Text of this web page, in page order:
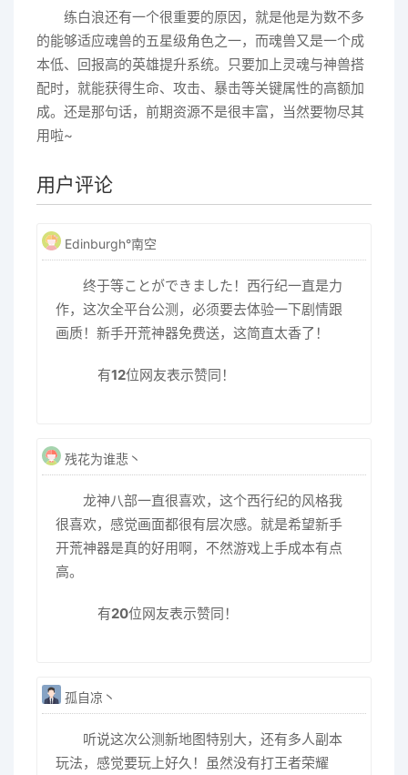
练白浪还有一个很重要的原因，就是他是为数不多
的能够适应魂兽的五星级角色之一，而魂兽又是一个成
本低、回报高的英雄提升系统。只要加上灵魂与神兽搭
配时，就能获得生命、攻击、暴击等关键属性的高额加
成。还是那句话，前期资源不是很丰富，当然要物尽其
用啦~
用户评论
Edinburgh°南空
终于等ことができました！西行纪一直是力
作，这次全平台公测，必须要去体验一下剧情跟
画质！新手开荒神器免费送，这简直太香了！
有12位网友表示赞同！
残花为谁悲丶
龙神八部一直很喜欢，这个西行纪的风格我
很喜欢，感觉画面都很有层次感。就是希望新手
开荒神器是真的好用啊，不然游戏上手成本有点
高。
有20位网友表示赞同！
孤自凉丶
听说这次公测新地图特别大，还有多人副本
玩法，感觉要玩上好久！虽然没有打王者荣耀